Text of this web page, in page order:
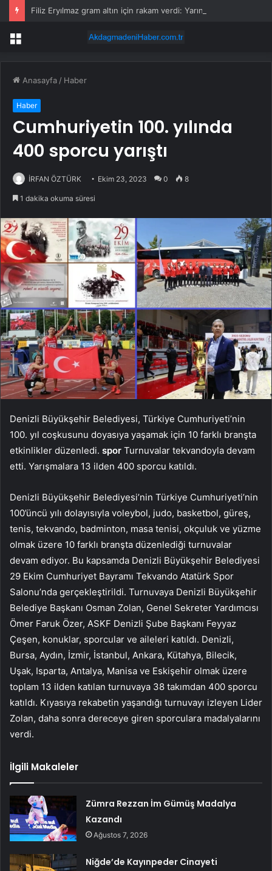
Menü
Anasayfa / Haber
Haber
Cumhuriyetin 100. yılında
400 sporcu yarıştı
İRFAN ÖZTÜRK Ekim 23, 2023 0 8
1 dakika okuma süresi
Denizli Büyükşehir Belediyesi, Türkiye Cumhuriyeti’nin
100. yıl coşkusunu doyasıya yaşamak için 10 farklı branşta
etkinlikler düzenledi. spor Turnuvalar tekvandoyla devam
etti. Yarışmalara 13 ilden 400 sporcu katıldı.
Denizli Büyükşehir Belediyesi’nin Türkiye Cumhuriyeti’nin
100’üncü yılı dolayısıyla voleybol, judo, basketbol, ​​güreş,
tenis, tekvando, badminton, masa tenisi, okçuluk ve yüzme
olmak üzere 10 farklı branşta düzenlediği turnuvalar
devam ediyor. Bu kapsamda Denizli Büyükşehir Belediyesi
29 Ekim Cumhuriyet Bayramı Tekvando Atatürk Spor
Salonu’nda gerçekleştirildi. Turnuvaya Denizli Büyükşehir
Belediye Başkanı Osman Zolan, Genel Sekreter Yardımcısı
Ömer Faruk Özer, ASKF Denizli Şube Başkanı Feyyaz
Çeşen, konuklar, sporcular ve aileleri katıldı. Denizli,
Bursa, Aydın, İzmir, İstanbul, Ankara, Kütahya, Bilecik,
Uşak, Isparta, Antalya, Manisa ve Eskişehir olmak üzere
toplam 13 ilden katılan turnuvaya 38 takımdan 400 sporcu
katıldı. Kıyasıya rekabetin yaşandığı turnuvayı izleyen Lider
Zolan, daha sonra dereceye giren sporculara madalyalarını
verdi.
İlgili Makaleler
Zümra Rezzan İm Gümüş Madalya
Kazandı
Ağustos 7, 2026
Niğde’de Kayınpeder Cinayeti